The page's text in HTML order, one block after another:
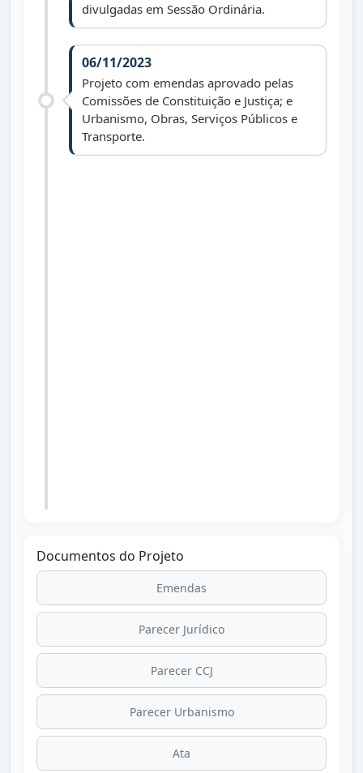
divulgadas em Sessão Ordinária.
06/11/2023
Projeto com emendas aprovado pelas
Comissões de Constituição e Justiça; e
Urbanismo, Obras, Serviços Públicos e
Transporte.
Documentos do Projeto
Emendas
Parecer Jurídico
Parecer CCJ
Parecer Urbanismo
Ata